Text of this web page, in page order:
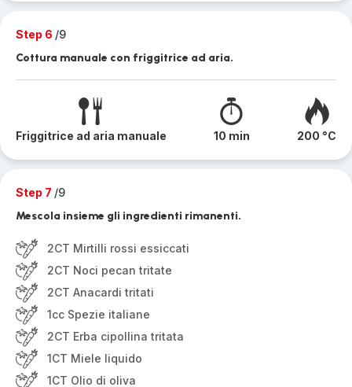
Step 6 /9
Cottura manuale con friggitrice ad aria.
Friggitrice ad aria manuale 10 min 200 °C
Step 7 /9
Mescola insieme gli ingredienti rimanenti.
2CT Mirtilli rossi essiccati
2CT Noci pecan tritate
2CT Anacardi tritati
1cc Spezie italiane
2CT Erba cipollina tritata
1CT Miele liquido
1CT Olio di oliva